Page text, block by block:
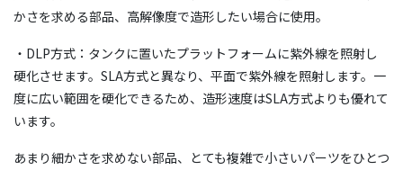
かさを求める部品、高解像度で造形したい場合に使用。
・DLP方式：タンクに置いたプラットフォームに紫外線を照射し
硬化させます。SLA方式と異なり、平面で紫外線を照射します。一
度に広い範囲を硬化できるため、造形速度はSLA方式よりも優れて
います。
あまり細かさを求めない部品、とても複雑で小さいパーツをひとつ